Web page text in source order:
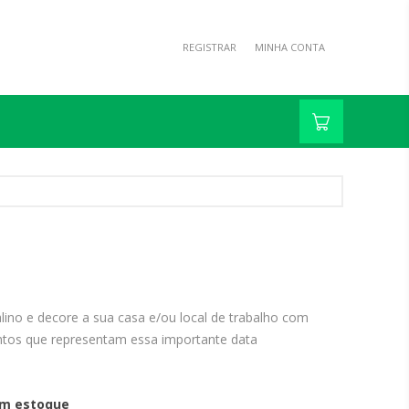
REGISTRAR MINHA CONTA
e decore a sua casa e/ou local de trabalho com
que representam essa importante data
estoque